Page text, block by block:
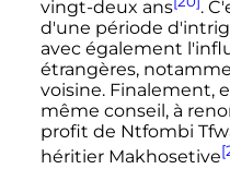
vingt-deux ans
.
d'une période
avec également
étrangères,
voisine. Finalement,
même conseil, à
profit de Ntfombi
héritier Makhosetive